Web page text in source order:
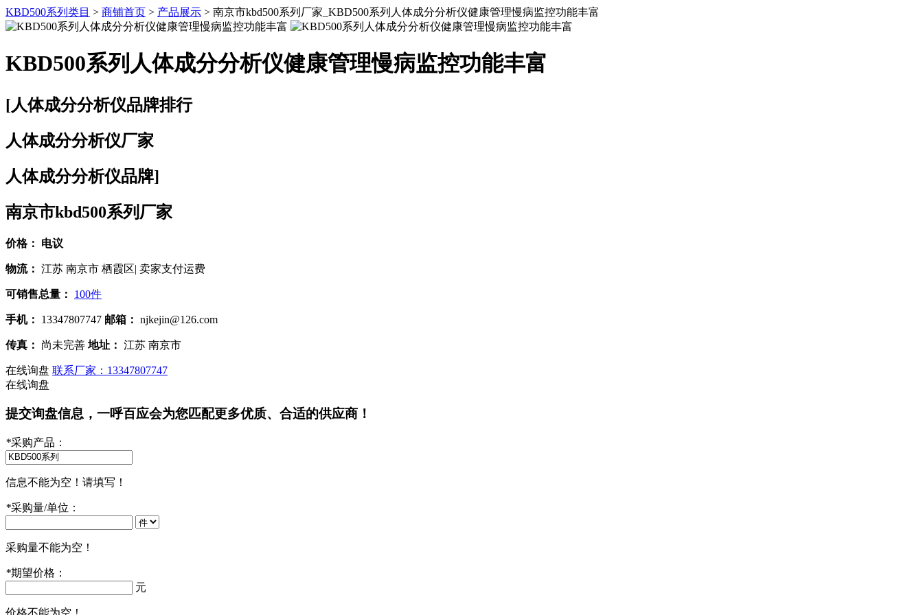
KBD500系列类目 > 商铺首页 > 产品展示 > 南京市kbd500系列厂家_KBD500系列人体成分分析仪健康管理慢病监控功能丰富
KBD500系列人体成分分析仪健康管理慢病监控功能丰富
[人体成分分析仪品牌排行
人体成分分析仪厂家
人体成分分析仪品牌]
南京市kbd500系列厂家
价格： 电议
物流： 江苏 南京市 栖霞区| 卖家支付运费
可销售总量： 100件
手机： 13347807747 邮箱： njkejin@126.com
传真： 尚未完善 地址： 江苏 南京市
在线询盘 联系厂家：13347807747
在线询盘
提交询盘信息，一呼百应会为您匹配更多优质、合适的供应商！
*采购产品：
信息不能为空！请填写！
*采购量/单位：
采购量不能为空！
*期望价格：
元
价格不能为空！